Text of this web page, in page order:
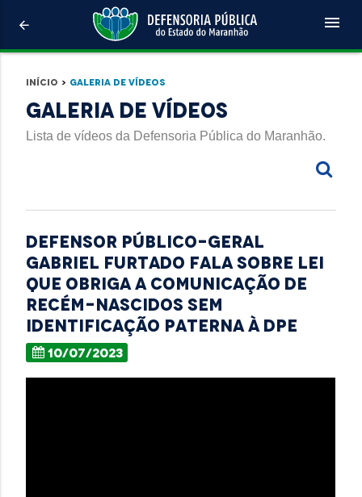
arrow_back menu
Início > Galeria de Vídeos
Galeria de Vídeos
Lista de vídeos da Defensoria Pública do Maranhão.
Defensor Público-Geral
Gabriel Furtado fala sobre lei
que obriga a comunicação de
recém-nascidos sem
identificação paterna à DPE
10/07/2023